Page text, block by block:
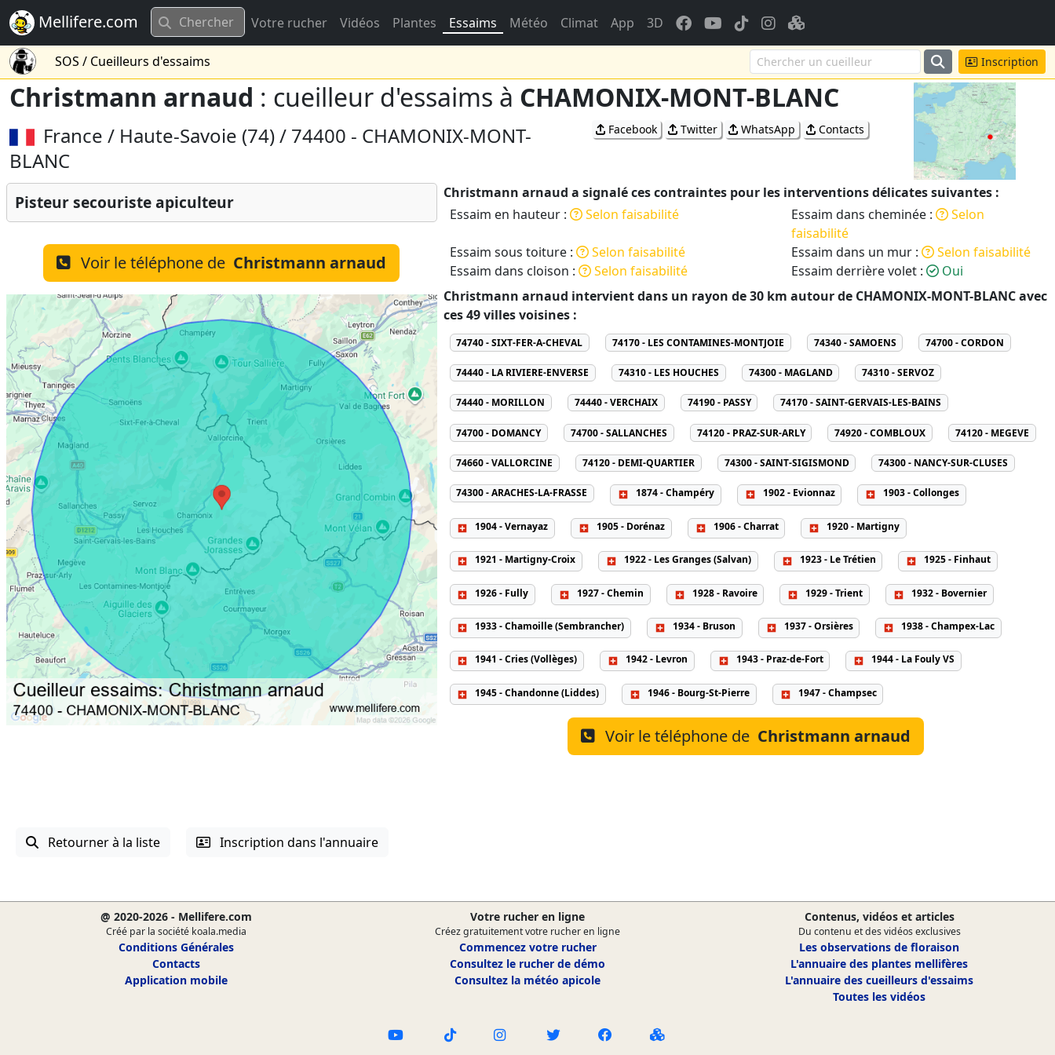
Mellifere.com Votre rucher Vidéos Plantes Essaims Météo Climat App 3D
SOS / Cueilleurs d'essaims Inscription
Christmann arnaud : cueilleur d'essaims à CHAMONIX-MONT-BLANC
France / Haute-Savoie (74) / 74400 - CHAMONIX-MONT-
BLANC
Facebook Twitter WhatsApp Contacts
Pisteur secouriste apiculteur
Voir le téléphone de Christmann arnaud
Christmann arnaud a signalé ces contraintes pour les interventions délicates suivantes :
Essaim en hauteur :
Selon faisabilité Essaim dans cheminée :
Selon
faisabilité
Essaim sous toiture :
Selon faisabilité Essaim dans un mur :
Selon faisabilité
Essaim dans cloison :
Selon faisabilité Essaim derrière volet :
Oui
Christmann arnaud intervient dans un rayon de 30 km autour de CHAMONIX-MONT-BLANC avec
ces 49 villes voisines :
74740 - SIXT-FER-A-CHEVAL 74170 - LES CONTAMINES-MONTJOIE 74340 - SAMOENS 74700 - CORDON
74440 - LA RIVIERE-ENVERSE 74310 - LES HOUCHES 74300 - MAGLAND 74310 - SERVOZ
74440 - MORILLON 74440 - VERCHAIX 74190 - PASSY 74170 - SAINT-GERVAIS-LES-BAINS
74700 - DOMANCY 74700 - SALLANCHES 74120 - PRAZ-SUR-ARLY 74920 - COMBLOUX 74120 - MEGEVE
74660 - VALLORCINE 74120 - DEMI-QUARTIER 74300 - SAINT-SIGISMOND 74300 - NANCY-SUR-CLUSES
74300 - ARACHES-LA-FRASSE 1874 - Champéry 1902 - Evionnaz 1903 - Collonges
1904 - Vernayaz 1905 - Dorénaz 1906 - Charrat 1920 - Martigny
1921 - Martigny-Croix 1922 - Les Granges (Salvan) 1923 - Le Trétien 1925 - Finhaut
1926 - Fully 1927 - Chemin 1928 - Ravoire 1929 - Trient 1932 - Bovernier
1933 - Chamoille (Sembrancher) 1934 - Bruson 1937 - Orsières 1938 - Champex-Lac
1941 - Cries (Vollèges) 1942 - Levron 1943 - Praz-de-Fort 1944 - La Fouly VS
1945 - Chandonne (Liddes) 1946 - Bourg-St-Pierre 1947 - Champsec
Voir le téléphone de Christmann arnaud
Retourner à la liste Inscription dans l'annuaire
@ 2020-2026 - Mellifere.com
Créé par la société koala.media
Conditions Générales
Contacts
Application mobile
Votre rucher en ligne
Créez gratuitement votre rucher en ligne
Commencez votre rucher
Consultez le rucher de démo
Consultez la météo apicole
Contenus, vidéos et articles
Du contenu et des vidéos exclusives
Les observations de floraison
L'annuaire des plantes mellifères
L'annuaire des cueilleurs d'essaims
Toutes les vidéos